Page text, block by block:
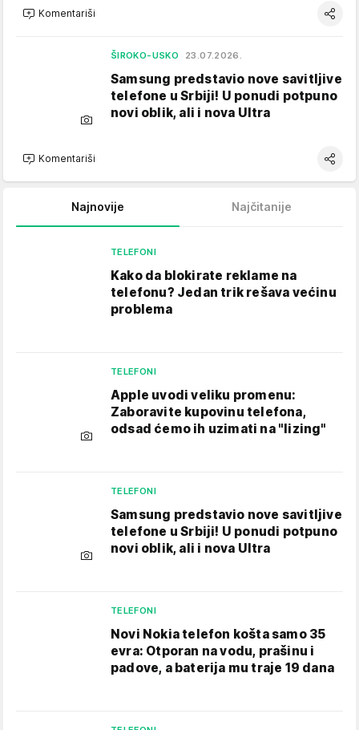
Komentariši
ŠIROKO-USKO 23.07.2026.
Samsung predstavio nove savitljive
telefone u Srbiji! U ponudi potpuno
novi oblik, ali i nova Ultra
Komentariši
Najnovije Najčitanije
TELEFONI
Kako da blokirate reklame na
telefonu​? Jedan trik rešava većinu
problema
TELEFONI
Apple uvodi veliku promenu:
Zaboravite kupovinu telefona,
odsad ćemo ih uzimati na "lizing"
TELEFONI
Samsung predstavio nove savitljive
telefone u Srbiji! U ponudi potpuno
novi oblik, ali i nova Ultra
TELEFONI
Novi Nokia telefon košta samo 35
evra: Otporan na vodu, prašinu i
padove, a baterija mu traje 19 dana